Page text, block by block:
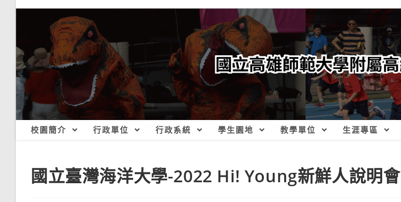
校園簡介 行政單位 行政系統 學生園地 教學單位 生涯專區
國立臺灣海洋大學-2022 Hi! Young新鮮人說明會